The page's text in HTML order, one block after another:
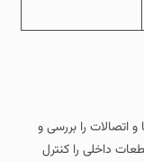
اتصالات را بررسی و
داخلی را کنترل